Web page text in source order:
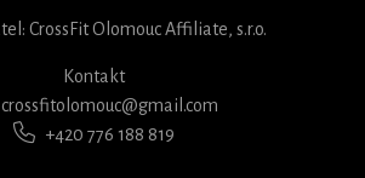
CrossFit Olomouc Affiliate, s.r.o.
Kontakt
crossfitolomouc@gmail.com
+420 776 188 819